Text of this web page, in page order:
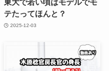
東大で若い頃はモデルでモ
テたってほんと？
2025-12-03